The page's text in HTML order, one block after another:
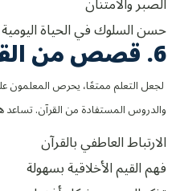
حسن السلوك في الحياة اليومية
6. قصص من القرآن
لجعل التعلم ممتعًا، يحرص المعلمون
والدروس المستفادة من القرآن.
الارتباط العاطفي بالقرآن
فهم القيم الأخلاقية بسهولة